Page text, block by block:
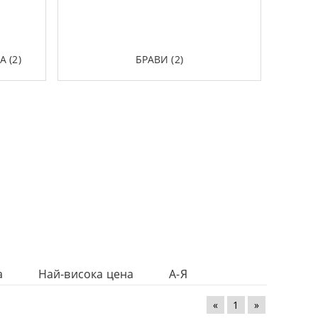
(2) БРАВИ (2)
Най-висока цена А-Я
« 1 »